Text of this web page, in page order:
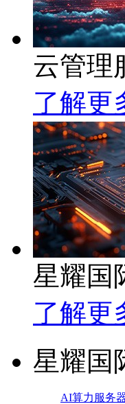
云管理
了解更
星耀国
了解更
星耀国
AI算力服务